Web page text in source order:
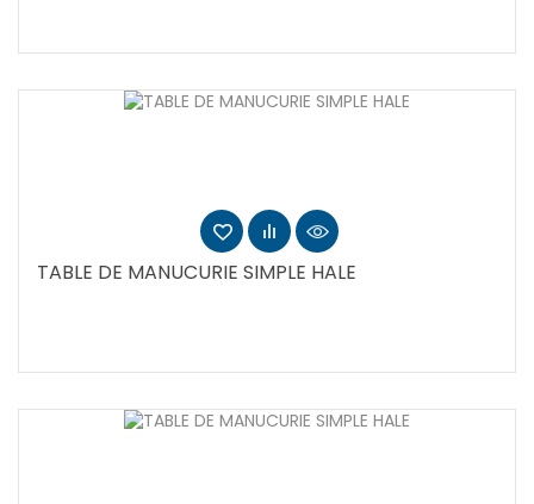
TABLE DE MANUCURIE SIMPLE HALE